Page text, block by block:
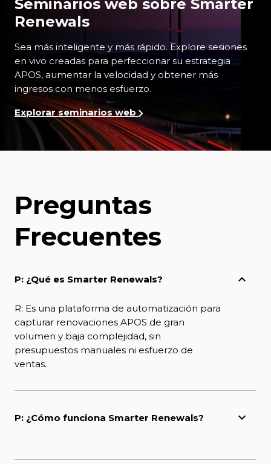
Seminarios web sobre Smarter
Renewals
Sea más inteligente y más rápido. Explore sesiones
en vivo creadas para perfeccionar su estrategia
APOS, aumentar la velocidad y obtener más
ingresos con menos esfuerzo.
Explorar seminarios web
Preguntas
Frecuentes
P: ¿Qué es Smarter Renewals?
R: Es una plataforma de automatización para
capturar renovaciones APOS de gran
volumen y baja complejidad, sin
presupuestos manuales ni esfuerzo de
ventas.
P: ¿Cómo funciona Smarter Renewals?